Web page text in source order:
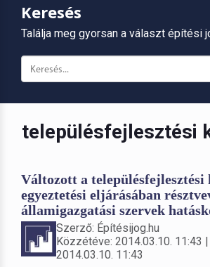
Keresés
Találja meg gyorsan a választ építési
településfejlesztési
Változott a településfejlesztési
egyeztetési eljárásában
államigazgatási szervek
Szerző: Építésijog.hu
Közzétéve: 2014.03.10. 11:43
2014.03.10. 11:43